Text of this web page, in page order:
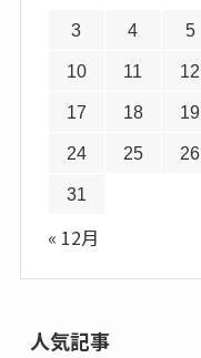
3 4 5
10 11 12
17 18 19
24 25 26
31
« 12月
人気記事